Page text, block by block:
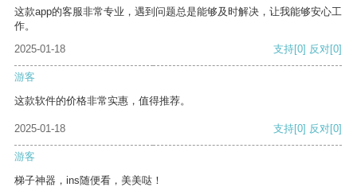
这款app的客服非常专业，遇到问题总是能够及时解决，让我能够安心工
作。
2025-01-18
支持[0] 反对[0]
游客
这款软件的价格非常实惠，值得推荐。
2025-01-18 支持[0] 反对[0]
游客
梯子神器，ins随便看，美美哒！